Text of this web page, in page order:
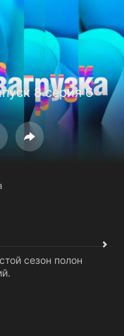
8 серия 6
сезон полон
приложение